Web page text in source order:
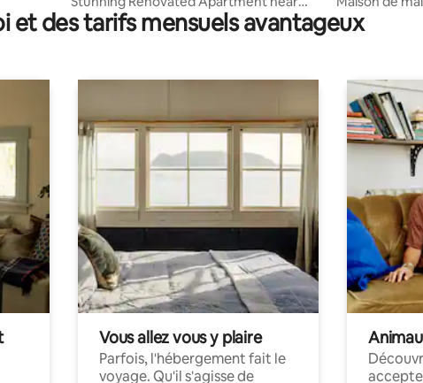
Castello Orsini
et des tarifs mensuels avantageux
Vous allez vous y plaire
Parfois, l'hébergement fait le
voyage. Qu'il s'agisse de